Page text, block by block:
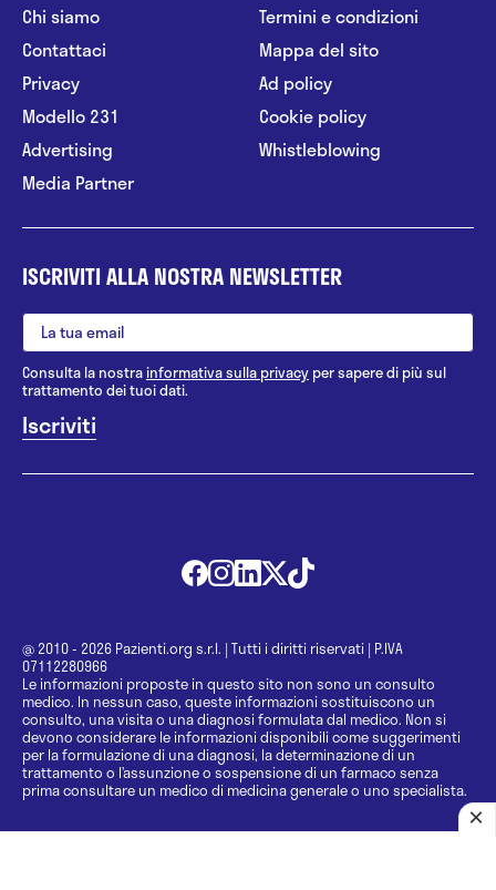
Chi siamo
Contattaci
Privacy
Modello 231
Advertising
Media Partner
Termini e condizioni
Mappa del sito
Ad policy
Cookie policy
Whistleblowing
ISCRIVITI ALLA NOSTRA NEWSLETTER
Consulta la nostrainformativa sulla privacy per sapere di più sul
trattamento dei tuoi dati.
@ 2010 - 2026 Pazienti.org s.r.l. | Tutti i diritti riservati | P.IVA
07112280966
Le informazioni proposte in questo sito non sono un consulto
medico. In nessun caso, queste informazioni sostituiscono un
consulto, una visita o una diagnosi formulata dal medico. Non si
devono considerare le informazioni disponibili come suggerimenti
per la formulazione di una diagnosi, la determinazione di un
trattamento o l’assunzione o sospensione di un farmaco senza
prima consultare un medico di medicina generale o uno specialista.